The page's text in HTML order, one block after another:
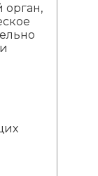
орган,